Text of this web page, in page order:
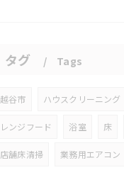
タグ Tags
越谷市 ハウスクリーニング
レンジフード 浴室 床
店舗床清掃 業務用エアコン